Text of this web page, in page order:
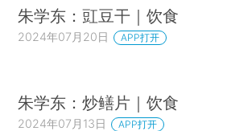
朱学东：豇豆干｜饮食
2024年07月20日 APP打开
朱学东：炒鳝片｜饮食
2024年07月13日 APP打开